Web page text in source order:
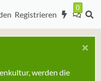
Registrieren
werden die